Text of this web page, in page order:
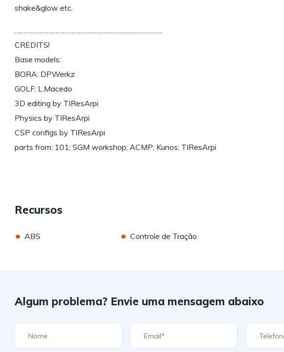
shake&glow etc.
………………………………………………………………………..
CREDITS!
Base models:
BORA: DPWerkz
GOLF: L.Macedo
3D editing by TIResArpi
Physics by TIResArpi
CSP configs by TIResArpi
parts from: 101; SGM workshop; ACMP; Kunos; TIResArpi
Recursos
• ABS • Controle de Tração
Algum problema? Envie uma mensagem abaixo